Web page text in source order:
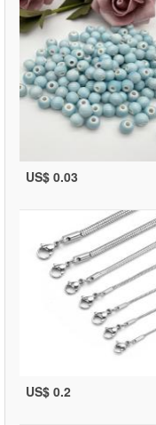
US$ 0.03
US$ 0.2